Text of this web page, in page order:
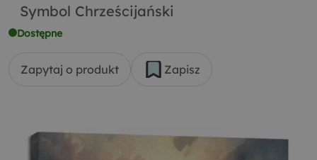
Symbol Chrześcijański
Dostępne
Zapytaj o produkt Zapisz